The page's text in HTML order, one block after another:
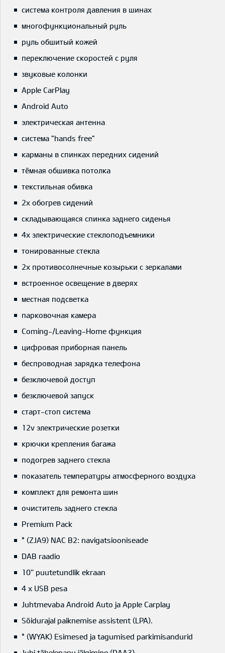
система контроля давления в шинах
многофункциональный руль
руль обшитый кожей
переключение скоростей с руля
звуковые колонки
Apple CarPlay
Android Auto
электрическая антенна
система "hands free"
карманы в спинках передних сидений
тёмная обшивка потолка
текстильная обивка
2x обогрев сидений
складывающаяся спинка заднего сиденья
4x электрические стеклоподъемники
тонированные стекла
2x противосолнечные козырьки с зеркалами
встроенное освещение в дверях
местная подсветка
парковочная камера
Coming-/Leaving-Home функция
цифровая приборная панель
беспроводная зарядка телефона
безключевой доступ
безключевой запуск
старт-стоп система
12v электрические розетки
крючки крепления багажа
подогрев заднего стекла
показатель температуры атмосферного воздуха
комплект для ремонта шин
очиститель заднего стекла
Premium Pack
* (ZJA9) NAC B2: navigatsiooniseade
DAB raadio
10'' puutetundlik ekraan
4 x USB pesa
Juhtmevaba Android Auto ja Apple Carplay
Sõidurajal paiknemise assistent (LPA).
* (WYAK) Esimesed ja tagumised parkimisandurid